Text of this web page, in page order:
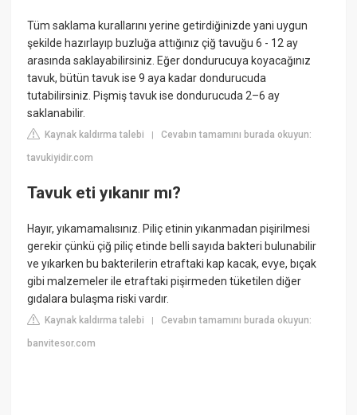
Tüm saklama kurallarını yerine getirdiğinizde yani uygun
şekilde hazırlayıp buzluğa attığınız çiğ tavuğu 6 - 12 ay
arasında saklayabilirsiniz. Eğer dondurucuya koyacağınız
tavuk, bütün tavuk ise 9 aya kadar dondurucuda
tutabilirsiniz. Pişmiş tavuk ise dondurucuda 2–6 ay
saklanabilir.
Kaynak kaldırma talebi |Cevabın tamamını burada okuyun:
tavukiyidir.com
Tavuk eti yıkanır mı?
Hayır, yıkamamalısınız. Piliç etinin yıkanmadan pişirilmesi
gerekir çünkü çiğ piliç etinde belli sayıda bakteri bulunabilir
ve yıkarken bu bakterilerin etraftaki kap kacak, evye, bıçak
gibi malzemeler ile etraftaki pişirmeden tüketilen diğer
gıdalara bulaşma riski vardır.
Kaynak kaldırma talebi |Cevabın tamamını burada okuyun:
banvitesor.com